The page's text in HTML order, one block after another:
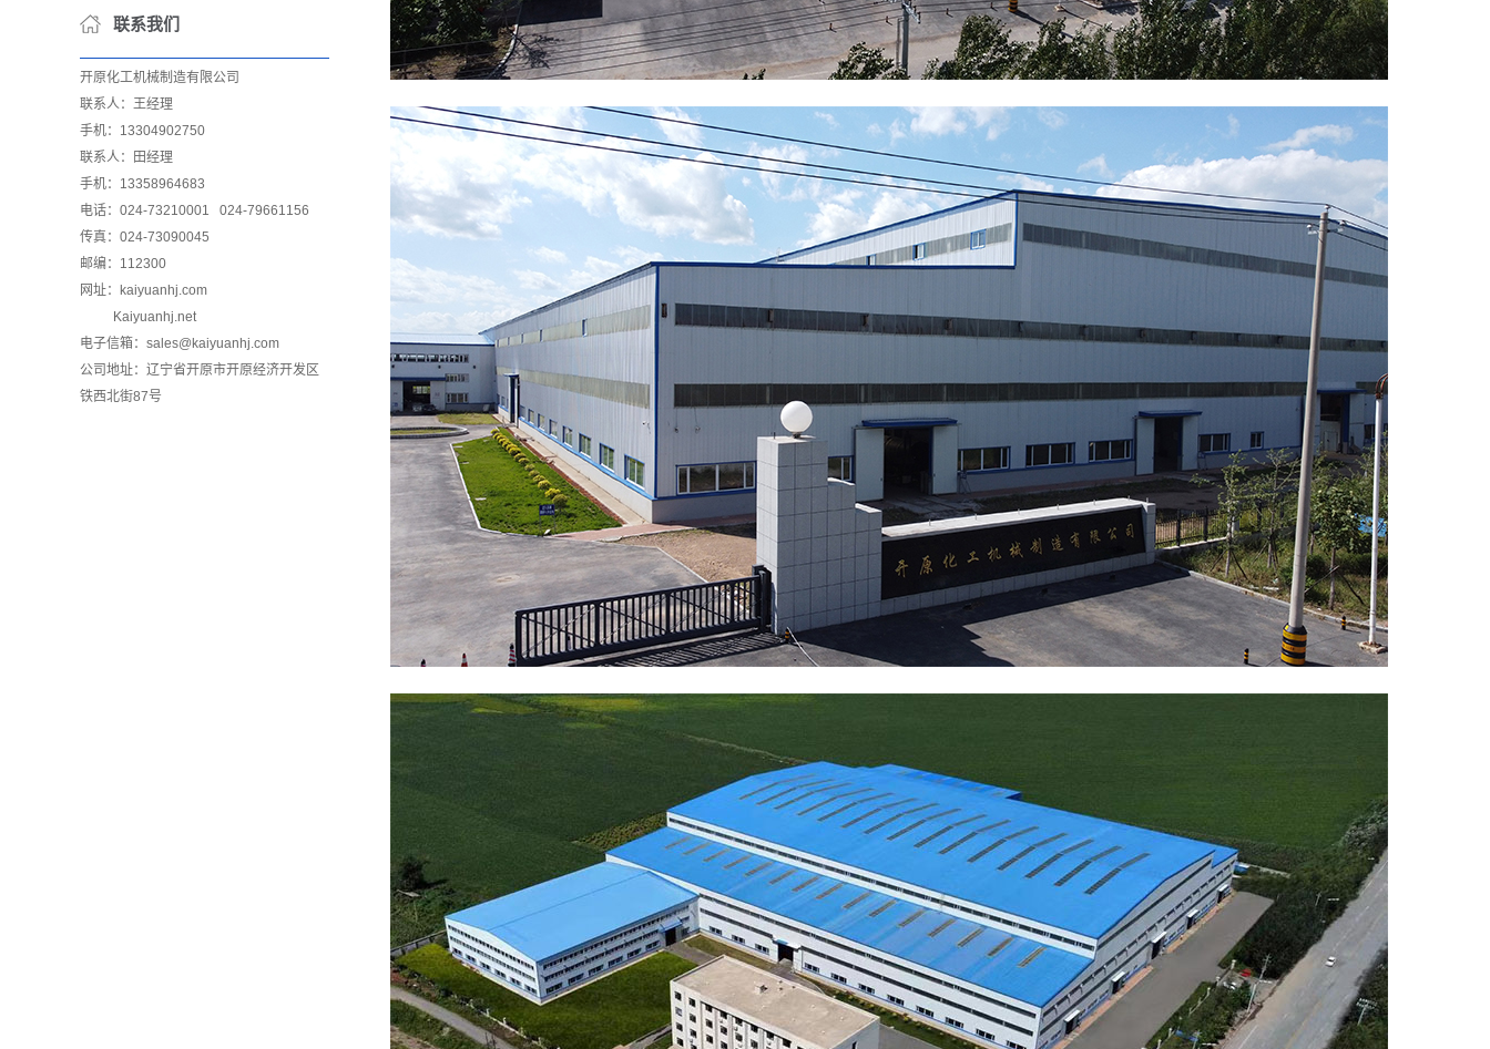
联系我们
开原化工机械制造有限公司
联系人：王经理
手机：13304902750
联系人：田经理
手机：13358964683
电话：024-73210001 024-79661156
传真：024-73090045
邮编：112300
网址：
kaiyuanhj.com
Kaiyuanhj.net
电子信箱：sales@kaiyuanhj.com
公司地址：辽宁省开原市开原经济开发区
铁西北街87号